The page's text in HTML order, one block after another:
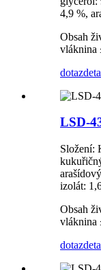
4,9 %,
Obsah
vláknina
dotaz
LSD-
Složení:
izolát:
Obsah
vláknina
dotaz